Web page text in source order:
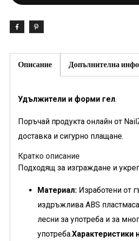
Описание Допълнителна
Удължители и форми гел.
Поръчай продукта онлайн от
доставка и сигурно плащане.
Кратко описание
Подходящ за изграждане и
Материал: Изработени от
издръжлива ABS
лесни за употреба и за
употреба.Характеристики